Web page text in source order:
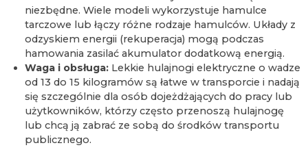
niezbędne. Wiele modeli wykorzystuje hamulce
tarczowe lub łączy różne rodzaje hamulców. Układy z
odzyskiem energii (rekuperacja) mogą podczas
hamowania zasilać akumulator dodatkową energią.
Waga i obsługa:Lekkie hulajnogi elektryczne o wadze
od 13 do 15 kilogramów są łatwe w transporcie i nadają
się szczególnie dla osób dojeżdżających do pracy lub
użytkowników, którzy często przenoszą hulajnogę
lub chcą ją zabrać ze sobą do środków transportu
publicznego.